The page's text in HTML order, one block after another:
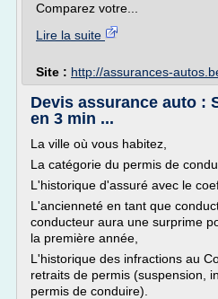
Comparez votre...
Lire la suite
Site : http://assurances-
Devis assurance auto :
en 3 min ...
La ville où vous habitez,
La catégorie du permis de
L'historique d'assuré avec le
L'ancienneté en tant que
conducteur aura une surprime
la première année,
L'historique des infractions au
retraits de permis (suspension,
permis de conduire).